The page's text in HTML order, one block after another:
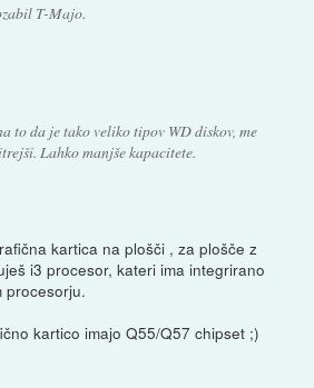
T-Majo.
to da je tako veliko tipov WD diskov, me
Lahko manjše kapacitete.
kartica na plošči , za plošče z
i3 procesor, kateri ima integrirano
procesorju.
kartico imajo Q55/Q57 chipset ;)